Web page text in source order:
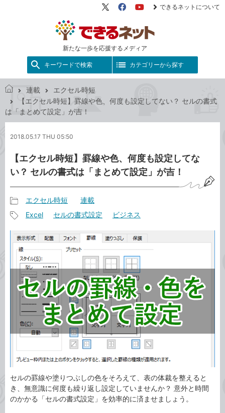
新たな一歩を応援するメディア
X（旧
FacebookYouTube
できるネットについて
キーワードで検索 カテゴリーから探す
き
ッ
連載
エクセル時短
【エクセル時短】罫線や色、何度も設定してない？ セルの書式
は「まとめて設定」が吉！
2018.05.17 THU 05:50
【エクセル時短】罫線や色、何度も設定してな
い？ セルの書式は「まとめて設定」が吉！
事
カ
テ
ゴ
リ
エクセル時短 連載
事
タ
グ
Excel セルの書式設定 ビジネス
セルの罫線や塗りつぶしの色をそろえて、表の体裁を整えると
き、無意識に何度も繰り返し設定していませんか？ 意外と時間
のかかる「セルの書式設定」を効率的に済ませましょう。